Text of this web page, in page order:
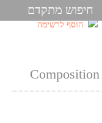
חיפוש מתקדם
הוסף לרשימה